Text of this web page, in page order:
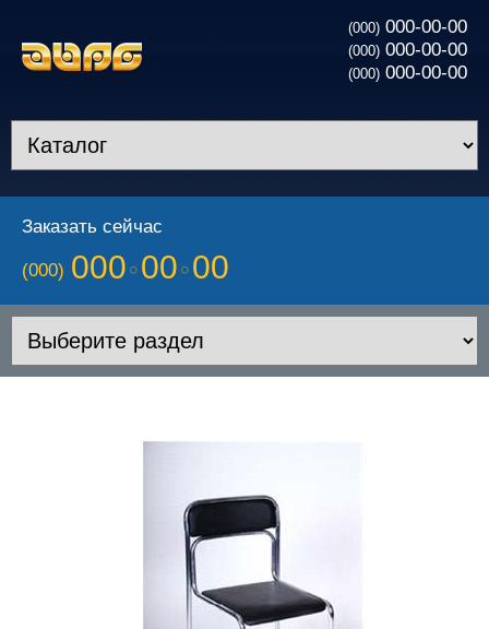
(000) 000-00-00
(000) 000-00-00
(000) 000-00-00
Заказать сейчас
(000) 000 00 00